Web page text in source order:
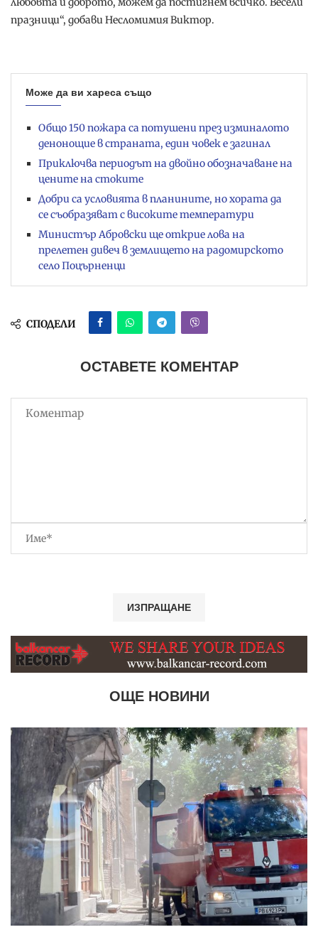
празници“, добави Несломимия Виктор.
Може да ви хареса също
Общо 150 пожара са потушени през изминалото
денонощие в страната, един човек е загинал
Приключва периодът на двойно обозначаване на
цените на стоките
Добри са условията в планините, но хората да
се съобразяват с високите температури
Министър Абровски ще открие лова на
прелетен дивеч в землището на радомирското
село Поцърненци
СПОДЕЛИ
ОСТАВЕТЕ КОМЕНТАР
ОЩЕ НОВИНИ